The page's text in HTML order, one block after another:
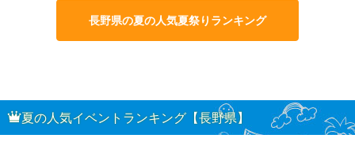
長野県の夏の人気夏祭りランキング
夏の人気イベントランキング【長野県】